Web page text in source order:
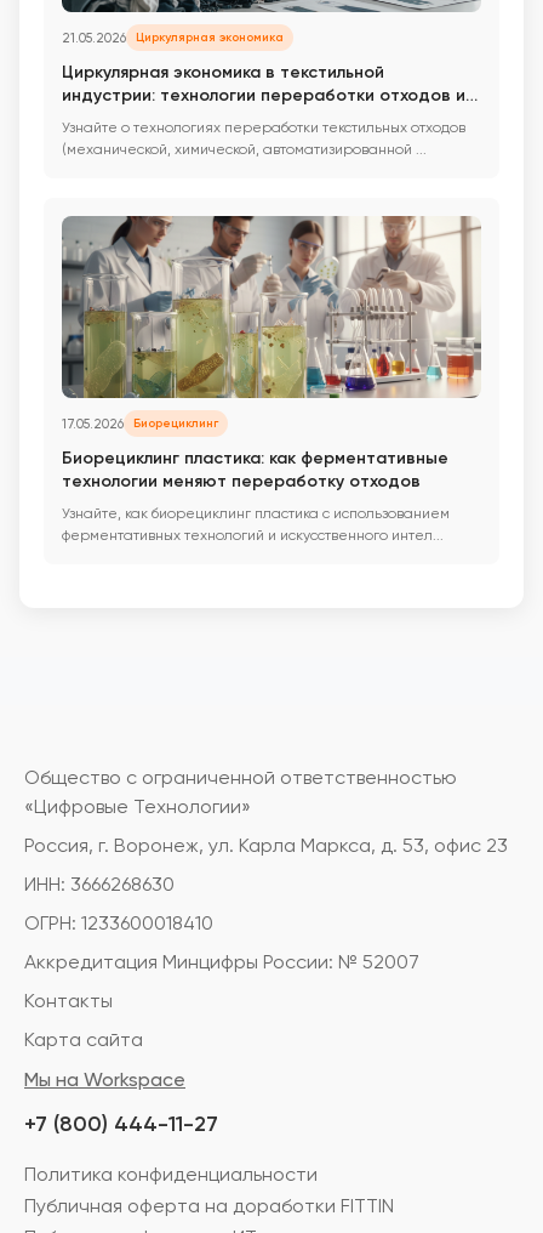
21.05.2026 Циркулярная экономика
Циркулярная экономика в текстильной
индустрии: технологии переработки отходов и
новые бизнес-модели
Узнайте о технологиях переработки текстильных отходов
(механической, химической, автоматизированной ...
17.05.2026 Биорециклинг
Биорециклинг пластика: как ферментативные
технологии меняют переработку отходов
Узнайте, как биорециклинг пластика с использованием
ферментативных технологий и искусственного интел...
Общество с ограниченной ответственностью
«Цифровые Технологии»
Россия, г. Воронеж, ул. Карла Маркса, д. 53, офис 23
ИНН: 3666268630
ОГРН: 1233600018410
Аккредитация Минцифры России: № 52007
Контакты
Карта сайта
Мы на Workspace
+7 (800) 444-11-27
Политика конфиденциальности
Публичная оферта на доработки FITTIN